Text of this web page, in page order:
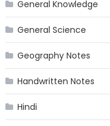
General Knowledge
General Science
Geography Notes
Handwritten Notes
Hindi